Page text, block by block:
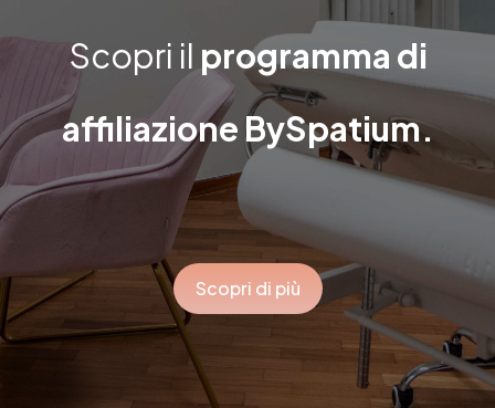
Scopri il programma di
affiliazione BySpatium.
Scopri di più